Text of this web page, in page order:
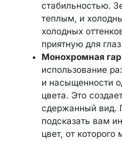
стабильностью.
теплым, и
холодных
приятную для
Монохромная
использование
и насыщенности
цвета. Это
сдержанный вид.
подсказать вам
цвет, от которого